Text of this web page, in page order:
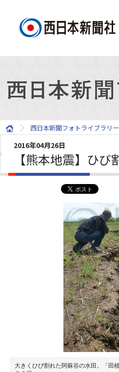
西日本新聞フォトライブラリー
2016年04月26日
【熊本地震】ひ
大きくひび割れた阿蘇谷の水田。「田